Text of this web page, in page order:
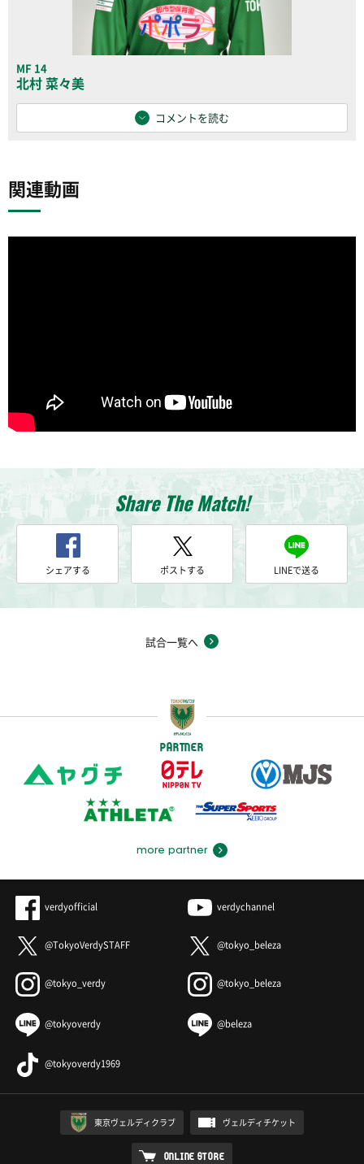
MF 14
北村 菜々美
コメントを読む
関連動画
Share The Match!
シェアする ポストする LINEで送る
試合一覧へ
PARTNER
more partner
verdyofficial verdychannel
@TokyoVerdySTAFF @tokyo_beleza
@tokyo_verdy @tokyo_beleza
@tokyoverdy @beleza
@tokyoverdy1969
東京ヴェルディクラブ ヴェルディチケット
ONLINE STORE